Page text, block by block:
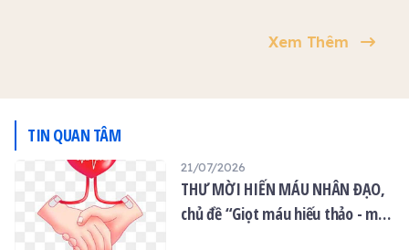
Cang.
Trưởng phòng Đào tạo
Xem Thêm
TIN QUAN TÂM
21/07/2026
THƯ MỜI HIẾN MÁU NHÂN ĐẠO,
chủ đề “Giọt máu hiếu thảo - mùa